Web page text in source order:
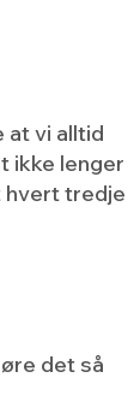
at vi alltid
ikke lenger
hvert tredje
det så